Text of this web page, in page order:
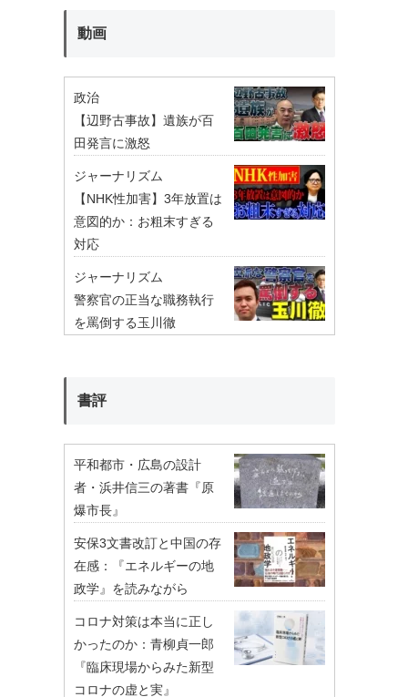
動画
政治
【辺野古事故】遺族が百
田発言に激怒
ジャーナリズム
【NHK性加害】3年放置は
意図的か：お粗末すぎる
対応
ジャーナリズム
警察官の正当な職務執行
を罵倒する玉川徹
書評
平和都市・広島の設計
者・浜井信三の著書『原
爆市長』
安保3文書改訂と中国の存
在感：『エネルギーの地
政学』を読みながら
コロナ対策は本当に正し
かったのか：青柳貞一郎
『臨床現場からみた新型
コロナの虚と実』